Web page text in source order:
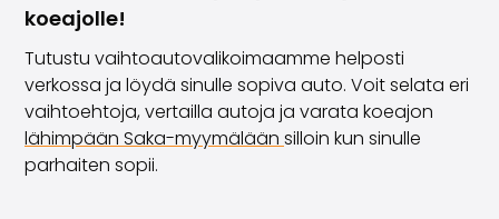
koeajolle!
Tutustu vaihtoautovalikoimaamme helposti
verkossa ja löydä sinulle sopiva auto. Voit selata eri
vaihtoehtoja, vertailla autoja ja varata koeajon
lähimpään Saka-myymälään silloin kun sinulle
parhaiten sopii.